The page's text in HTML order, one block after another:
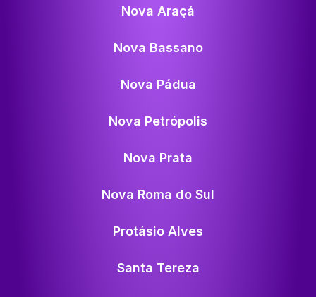
Nova Araçá
Nova Bassano
Nova Pádua
Nova Petrópolis
Nova Prata
Nova Roma do Sul
Protásio Alves
Santa Tereza